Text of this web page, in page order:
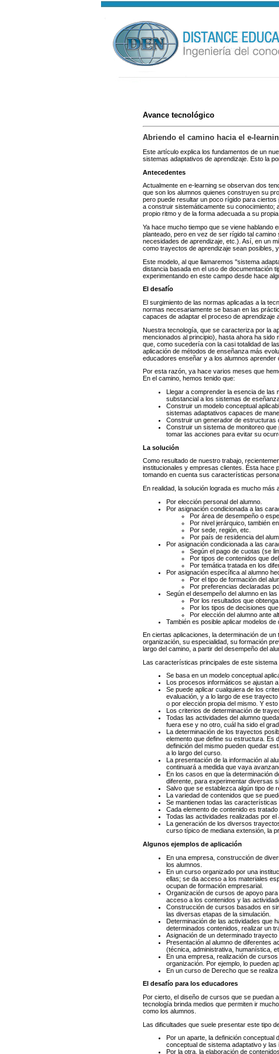
Avance tecnológico
Abriendo el camino hacia el e-
Este artículo explica los fundamentos de un
sistemas adaptativos de aprendizaje. Esto la
Antecedentes
Actualmente en e-learning se observan dos
que son los alumnos quienes construyen su
pero puede resultar un poco rígido para
a construir sistemáticamente su conocimiento;
propio ritmo y de la forma adecuada a su
Ya hace mucho tiempo que se viene hablando
planteado, pero en vez de ser rígido tal
necesidades de aprendizaje, etc.). Así, en un
como trayectos de aprendizaje sean posibles,
Este modelo, al que llamaremos "sistema
distancia basada en el uso de documentación
experimentando en este campo desde hace
El desafío
El surgimiento de las normas aplicadas a la
normas necesariamente se basan en las
capaces de adaptar el proceso de aprendizaje
Nuestra tecnología, que se caracteriza por la
mencionados al principio), hasta ahora ha
que, como sucedería con la casi totalidad de
aplicación de métodos de enseñanza más
educadores enseñar y a los alumnos aprender
Por esta razón, ya hace varios meses que
En el camino, hemos tenido que:
Llegar a comprender la esencia de las
substancial a los sistemas de
Construir un modelo conceptual
sistemas adaptativos capaces de
Construir un generador de estructuras
Construir un sistema de monitoreo
tomar las acciones para evitar su
La solución
Como resultado de nuestro trabajo,
institucionales y empresas clientes. Ésta hace
tomando en cuenta sus características
En realidad, la solución lograda es mucho
Por elección personal del alumno.
Por asignación condicionada a las
Por área de desempeño o
Por nivel jerárquico, también
Por sede, región, etc.
Por país de residencia del
Por asignación condicionada a las
Según el pago de cuotas (se
Por tipos de contenidos que
Por temática tratada en los
Por asignación específica al alumno
Por el tipo de formación del
Por preferencias declaradas
Según el desempeño del alumno en
Por los resultados que
Por los tipos de decisiones
Por elección del alumno ante
También es posible aplicar modelos de
En ciertas aplicaciones, la determinación de
organización, su especialidad, su formación
largo del camino, a partir del desempeño del
Las características principales de este sistema
Se basa en un modelo conceptual
Los procesos informáticos se ajustan
Se puede aplicar cualquiera de los
evaluación, y a lo largo de ese
o por elección propia del mismo. Y
Los criterios de determinación de
Todas las actividades del alumno
fuera ese y no otro, cuál ha sido el
La determinación de los trayectos
elemento que define su estructura. Es
definición del mismo pueden quedar
a lo largo del curso.
La presentación de la información al
continuará a medida que vaya
En los casos en que la determinación
diferente, para experimentar diversas
Salvo que se establezca algún tipo de
La variedad de contenidos que se
Se mantienen todas las características
Cada elemento de contenido es
Todas las actividades realizadas por
La generación de los diversos
curso típico de mediana extensión, la
Algunos ejemplos de aplicación
En una empresa, construcción de
los alumnos.
En un curso organizado por una
ellas; se da acceso a los materiales
ocupan de formación empresarial.
Organización de cursos de apoyo
acceso a los contenidos y las
Construcción de cursos basados en
las diversas etapas de la simulación.
Determinación de las actividades que
determinados contenidos, realizar un
Asignación de un determinado
Presentación al alumno de diferentes
(técnica, administrativa, humanística,
En una empresa, realización de
organización. Por ejemplo, lo pueden
En un curso de Derecho que se
El desafío para los educadores
Por cierto, el diseño de cursos que se puedan
tecnología brinda medios que permiten ir
como los alumnos.
Las dificultades que suele presentar este tipo
Por un aparte, la definición
conceptual de sistema adaptativo y
Por la otra, la elaboración de